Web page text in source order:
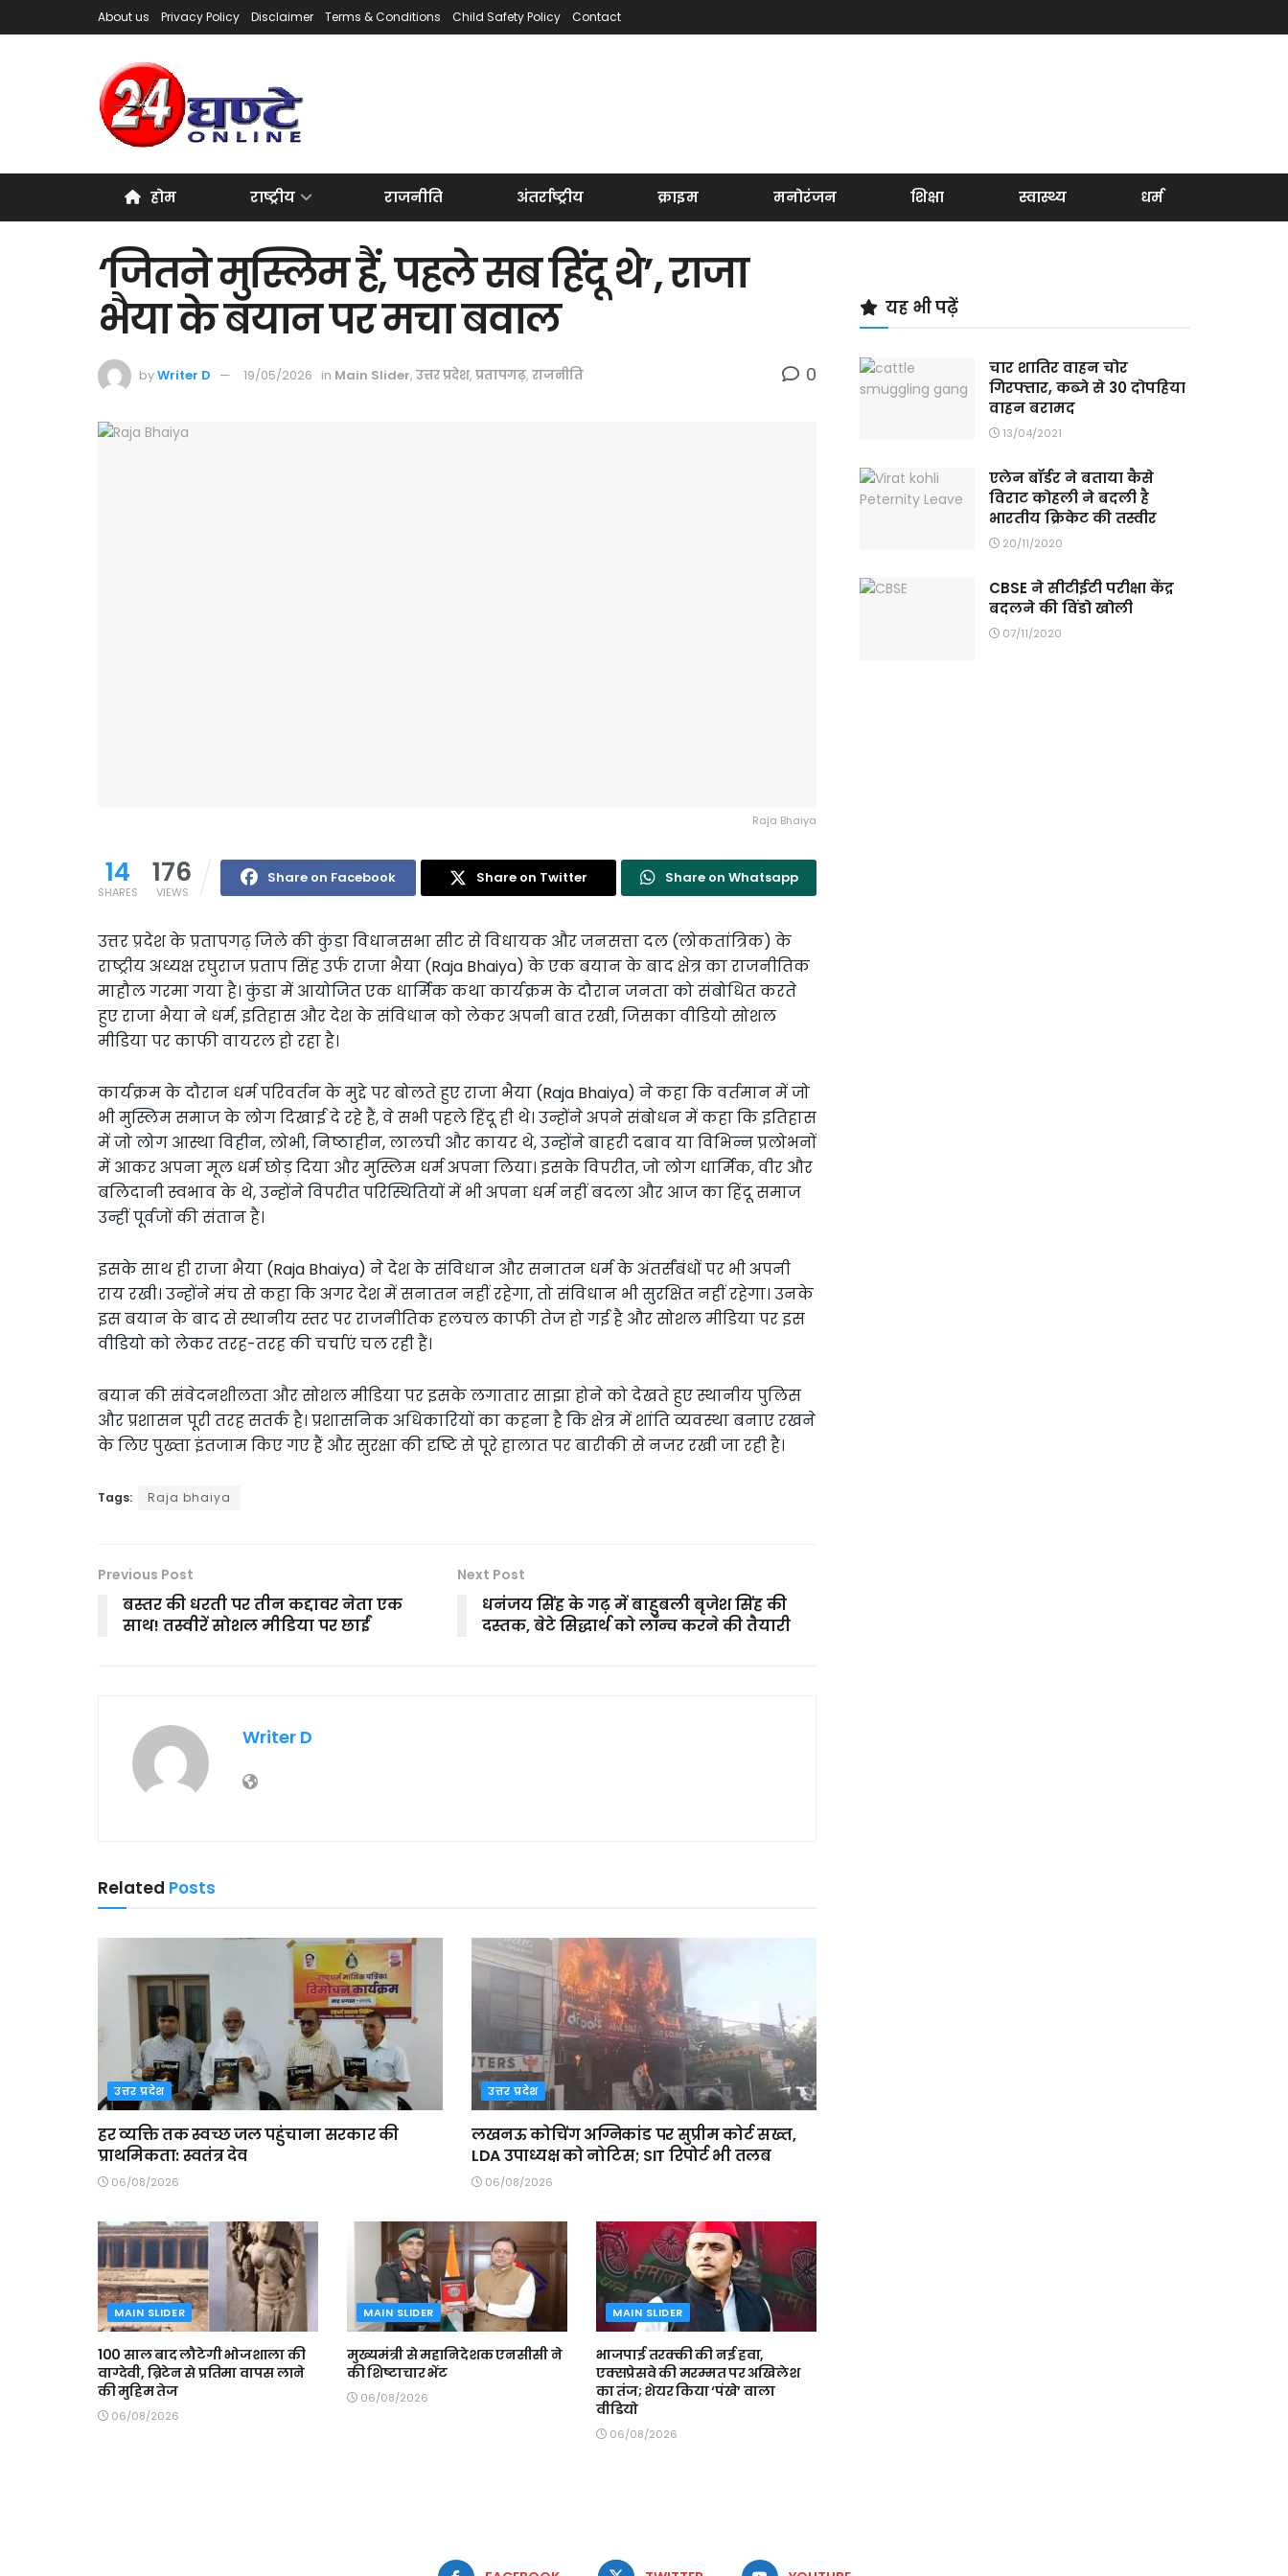
About us Privacy Policy Disclaimer Terms & Conditions Child Safety Policy Contact
होम राष्ट्रीय राजनीति अंतर्राष्ट्रीय क्राइम मनोरंजन शिक्षा स्वास्थ्य धर्म
‘जितने मुस्लिम हैं, पहले सब हिंदू थे’, राजा
भैया के बयान पर मचा बवाल
byWriter D 19/05/2026 in Main Slider, उत्तर प्रदेश, प्रतापगढ़, राजनीति 0
Raja Bhaiya
14
SHARES
176
VIEWS
Share on Facebook Share on Twitter Share on Whatsapp
उत्तर प्रदेश के प्रतापगढ़ जिले की कुंडा विधानसभा सीट से विधायक और जनसत्ता दल (लोकतांत्रिक) के
राष्ट्रीय अध्यक्ष रघुराज प्रताप सिंह उर्फ राजा भैया (Raja Bhaiya) के एक बयान के बाद क्षेत्र का राजनीतिक
माहौल गरमा गया है। कुंडा में आयोजित एक धार्मिक कथा कार्यक्रम के दौरान जनता को संबोधित करते
हुए राजा भैया ने धर्म, इतिहास और देश के संविधान को लेकर अपनी बात रखी, जिसका वीडियो सोशल
मीडिया पर काफी वायरल हो रहा है।
कार्यक्रम के दौरान धर्म परिवर्तन के मुद्दे पर बोलते हुए राजा भैया (Raja Bhaiya) ने कहा कि वर्तमान में जो
भी मुस्लिम समाज के लोग दिखाई दे रहे हैं, वे सभी पहले हिंदू ही थे। उन्होंने अपने संबोधन में कहा कि इतिहास
में जो लोग आस्था विहीन, लोभी, निष्ठाहीन, लालची और कायर थे, उन्होंने बाहरी दबाव या विभिन्न प्रलोभनों
में आकर अपना मूल धर्म छोड़ दिया और मुस्लिम धर्म अपना लिया। इसके विपरीत, जो लोग धार्मिक, वीर और
बलिदानी स्वभाव के थे, उन्होंने विपरीत परिस्थितियों में भी अपना धर्म नहीं बदला और आज का हिंदू समाज
उन्हीं पूर्वजों की संतान है।
इसके साथ ही राजा भैया (Raja Bhaiya) ने देश के संविधान और सनातन धर्म के अंतर्संबंधों पर भी अपनी
राय रखी। उन्होंने मंच से कहा कि अगर देश में सनातन नहीं रहेगा, तो संविधान भी सुरक्षित नहीं रहेगा। उनके
इस बयान के बाद से स्थानीय स्तर पर राजनीतिक हलचल काफी तेज हो गई है और सोशल मीडिया पर इस
वीडियो को लेकर तरह-तरह की चर्चाएं चल रही हैं।
बयान की संवेदनशीलता और सोशल मीडिया पर इसके लगातार साझा होने को देखते हुए स्थानीय पुलिस
और प्रशासन पूरी तरह सतर्क है। प्रशासनिक अधिकारियों का कहना है कि क्षेत्र में शांति व्यवस्था बनाए रखने
के लिए पुख्ता इंतजाम किए गए हैं और सुरक्षा की दृष्टि से पूरे हालात पर बारीकी से नजर रखी जा रही है।
Tags: Raja bhaiya
Previous Post
बस्तर की धरती पर तीन कद्दावर नेता एक
साथ! तस्वीरें सोशल मीडिया पर छाईं
Next Post
धनंजय सिंह के गढ़ में बाहुबली बृजेश सिंह की
दस्तक, बेटे सिद्धार्थ को लॉन्च करने की तैयारी
Writer D
Related Posts
उत्तर प्रदेश
हर व्यक्ति तक स्वच्छ जल पहुंचाना सरकार की
प्राथमिकता: स्वतंत्र देव
06/08/2026
उत्तर प्रदेश
लखनऊ कोचिंग अग्निकांड पर सुप्रीम कोर्ट सख्त,
LDA उपाध्यक्ष को नोटिस; SIT रिपोर्ट भी तलब
06/08/2026
MAIN SLIDER
100 साल बाद लौटेगी भोजशाला की
वाग्देवी, ब्रिटेन से प्रतिमा वापस लाने
की मुहिम तेज
06/08/2026
MAIN SLIDER
मुख्यमंत्री से महानिदेशक एनसीसी ने
की शिष्टाचार भेंट
06/08/2026
MAIN SLIDER
भाजपाई तरक्की की नई हवा,
एक्सप्रेसवे की मरम्मत पर अखिलेश
का तंज; शेयर किया ‘पंखे’ वाला
वीडियो
06/08/2026
यह भी पढ़ें
चार शातिर वाहन चोर
गिरफ्तार, कब्जे से 30 दोपहिया
वाहन बरामद
13/04/2021
एलेन बॉर्डर ने बताया कैसे
विराट कोहली ने बदली है
भारतीय क्रिकेट की तस्वीर
20/11/2020
CBSE ने सीटीईटी परीक्षा केंद्र
बदलने की विंडो खोली
07/11/2020